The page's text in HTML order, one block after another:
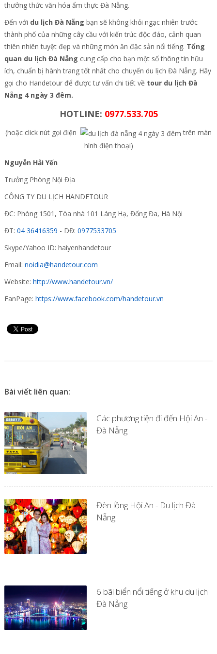
thưởng thức văn hóa ẩm thực Đà Nẵng.
Đến với du lịch Đà Nẵng bạn sẽ không khỏi ngạc nhiên trước
thành phố của những cây cầu với kiến trúc độc đáo, cảnh quan
thiên nhiên tuyệt đẹp và những món ăn đặc sản nổi tiếng. Tổng
quan du lịch Đà Nẵng cung cấp cho bạn một số thông tin hữu
ích, chuẩn bị hành trang tốt nhất cho chuyến du lịch Đà Nẵng. Hãy
gọi cho Handetour để được tư vấn chi tiết về tour du lịch Đà
Nẵng 4 ngày 3 đêm.
HOTLINE: 0977.533.705
(hoặc click nút gọi điện
trên màn
hình điện thoại)
Nguyễn Hải Yến
Trưởng Phòng Nội Địa
CÔNG TY DU LỊCH HANDETOUR
ĐC: Phòng 1501, Tòa nhà 101 Láng Hạ, Đống Đa, Hà Nội
ĐT: 04 36416359 - DĐ: 0977533705
Skype/Yahoo ID: haiyenhandetour
Email: noidia@handetour.com
Website: http://www.handetour.vn/
FanPage: https://www.facebook.com/handetour.vn
Bài viết liên quan:
Các phương tiện đi đến Hội An -
Đà Nẵng
Đèn lồng Hội An - Du lịch Đà
Nẵng
6 bãi biển nổi tiếng ở khu du lịch
Đà Nẵng